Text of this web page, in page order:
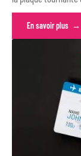
En savoir plus